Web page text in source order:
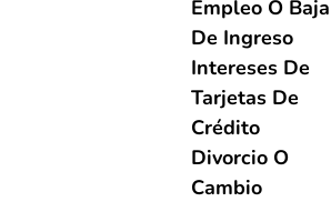
Empleo O Baja
De Ingreso
Intereses De
Tarjetas De
Crédito
Divorcio O
Cambio